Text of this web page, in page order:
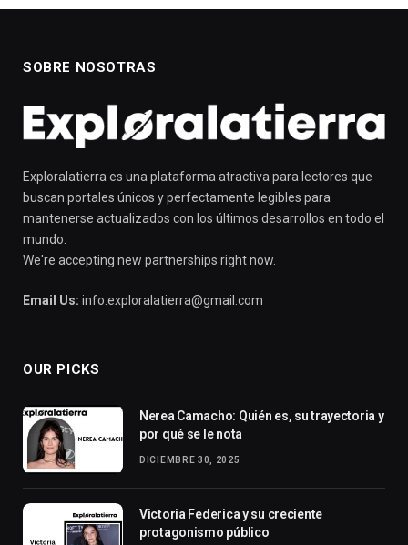
SOBRE NOSOTRAS
Exploralatierra es una plataforma atractiva para lectores que
buscan portales únicos y perfectamente legibles para
mantenerse actualizados con los últimos desarrollos en todo el
mundo.
We're accepting new partnerships right now.
Email Us: info.exploralatierra@gmail.com
OUR PICKS
Nerea Camacho: Quién es, su trayectoria y
por qué se le nota
DICIEMBRE 30, 2025
Victoria Federica y su creciente
protagonismo público